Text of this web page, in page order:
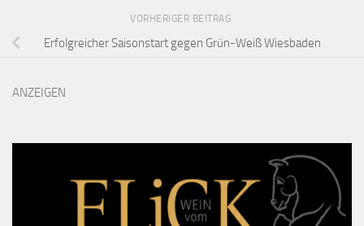
VORHERIGER BEITRAG
Erfolgreicher Saisonstart gegen Grün-Weiß Wiesbaden
ANZEIGEN